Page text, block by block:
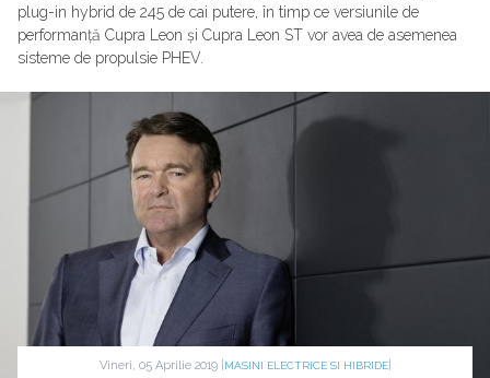
plug-in hybrid de 245 de cai putere, în timp ce versiunile de
performanță Cupra Leon și Cupra Leon ST vor avea de asemenea
sisteme de propulsie PHEV.
Vineri, 05 Aprilie 2019 | MASINI ELECTRICE SI HIBRIDE|